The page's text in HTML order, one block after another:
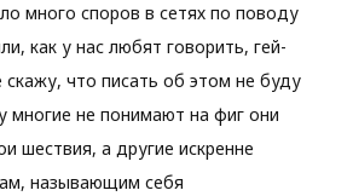
много споров в сетях по поводу
как у нас любят говорить, гей-
что писать об этом не буду
многие не понимают на фиг они
шествия, а другие искренне
называющим себя